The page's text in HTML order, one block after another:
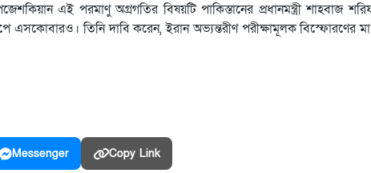
এই পরমাণু অগ্রগতির বিষয়টি পাকিস্তানের প্রধানমন্ত্রী শাহবাজ
তিনি দাবি করেন, ইরান অভ্যন্তরীণ পরীক্ষামূলক বিস্ফোরণের
Messenger Copy Link